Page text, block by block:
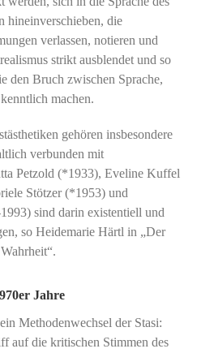
hineinverschieben, die
verlassen, notieren und
strikt ausblendet und so
den Bruch zwischen Sprache,
machen.
gehören insbesondere
verbunden mit
Petzold (*1933), Eveline Kuffel
Stötzer (*1953) und
sind darin existentiell und
so Heidemarie Härtl in „Der
Jahre
Methodenwechsel der Stasi:
auf die kritischen Stimmen des